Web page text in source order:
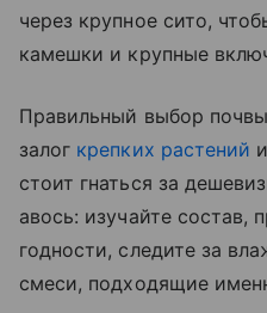
через крупное сито,
камешки и крупные
Правильный выбор
залог крепких растений
стоит гнаться за
авось: изучайте состав,
годности, следите за
смеси, подходящие